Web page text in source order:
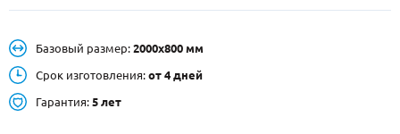
Москве и МО
НАЙТИ:
Базовый размер: 2000х800 мм
Срок изготовления: от 4 дней
Гарантия: 5 лет